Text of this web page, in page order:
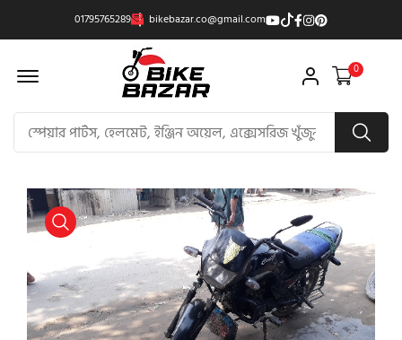
01795765289 bikebazar.co@gmail.com
Offcanvas Menu Open 0
product view